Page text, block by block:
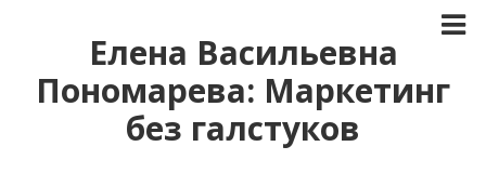
Елена Васильевна
Пономарева: Маркетинг
без галстуков